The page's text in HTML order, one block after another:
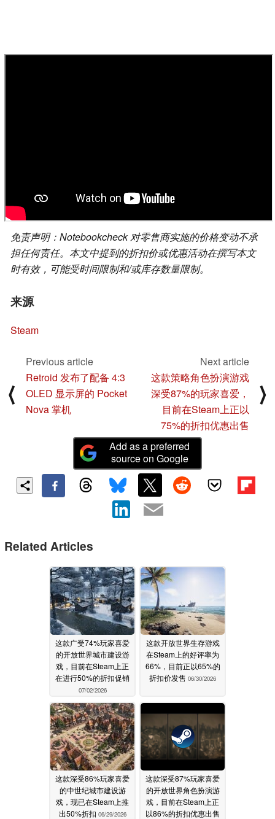
免责声明：Notebookcheck 对零售商实施的价格变动不承
担任何责任。本文中提到的折扣价或优惠活动在撰写本文
时有效，可能受时间限制和/或库存数量限制。
来源
Steam
⟨
Previous article
Retroid 发布了配备 4:3
OLED 显示屏的 Pocket
Nova 掌机
Next article
这款策略角色扮演游戏
深受87%的玩家喜爱，
目前在Steam上正以
75%的折扣优惠出售
⟩
Add as a preferred
source on Google
Related Articles
这款广受74%玩家喜爱
的开放世界城市建设游
戏，目前在Steam上正
在进行50%的折扣促销
07/02/2026
这款开放世界生存游戏
在Steam上的好评率为
66%，目前正以65%的
折扣价发售 06/30/2026
这款深受86%玩家喜爱
的中世纪城市建设游
戏，现已在Steam上推
出50%折扣 06/29/2026
这款深受87%玩家喜爱
的开放世界角色扮演游
戏，目前在Steam上正
以86%的折扣优惠出售